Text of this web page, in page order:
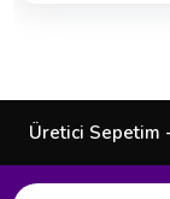
Üretici Sepetim